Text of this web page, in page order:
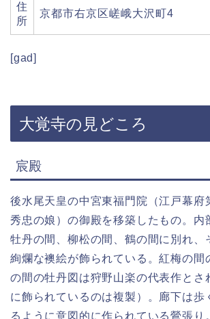
住
所
京都市右京区嵯峨大沢町4
[gad]
大覚寺の見どころ
宸殿
後水尾天皇の中宮東福門院（江戸幕府
秀忠の娘）の御殿を移築したもの。内
牡丹の間、柳松の間、鶴の間に別れ、
絢爛な襖絵が飾られている。紅梅の間
の間の牡丹図は狩野山楽の代表作とさ
に飾られているのは複製）。廊下は歩
るように意図的に作られている鶯張り。